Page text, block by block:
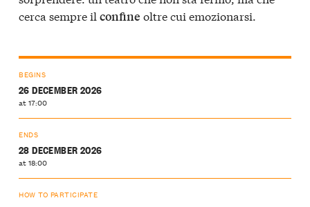
cerca sempre il confine oltre cui emozionarsi.
BEGINS
26 DECEMBER 2026
at 17:00
ENDS
28 DECEMBER 2026
at 18:00
HOW TO PARTICIPATE